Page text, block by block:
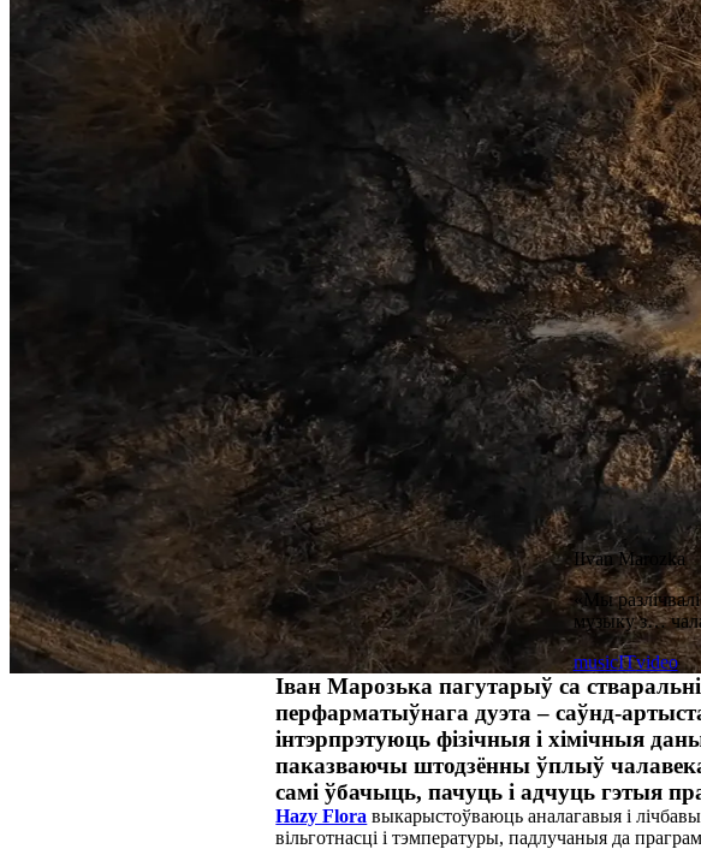
Скрыншот з відэа Hazy Flora - Density at 98
kPa, Youtube
IIvan Marozka
«Мы
музыку з…
musicITvideo
Іван Марозька пагутарыў са
перфарматыўнага дуэта – саўнд-
інтэрпрэтуюць фізічныя і хімічныя
паказваючы штодзённы ўплыў
самі ўбачыць, пачуць і адчуць гэтыя
Hazy Flora выкарыстоўваюць аналагавыя і
вільготнасці і тэмпературы, падлучаныя да